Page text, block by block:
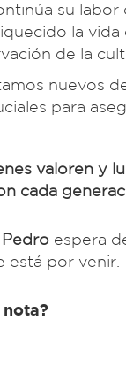
su labor
la
de la
nuevos
para
valoren y
cada
Pedro espera
está por venir.